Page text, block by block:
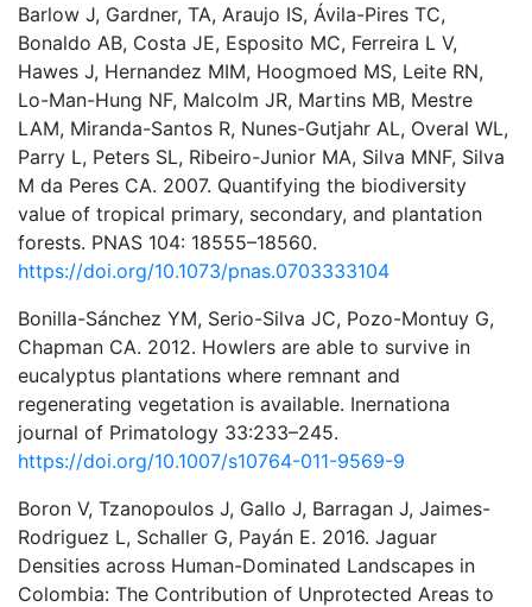
Barlow J, Gardner, TA, Araujo IS, Ávila-Pires TC,
Bonaldo AB, Costa JE, Esposito MC, Ferreira L V,
Hawes J, Hernandez MIM, Hoogmoed MS, Leite RN,
Lo-Man-Hung NF, Malcolm JR, Martins MB, Mestre
LAM, Miranda-Santos R, Nunes-Gutjahr AL, Overal WL,
Parry L, Peters SL, Ribeiro-Junior MA, Silva MNF, Silva
M da Peres CA. 2007. Quantifying the biodiversity
value of tropical primary, secondary, and plantation
forests. PNAS 104: 18555–18560.
https://doi.org/10.1073/pnas.0703333104
Bonilla-Sánchez YM, Serio-Silva JC, Pozo-Montuy G,
Chapman CA. 2012. Howlers are able to survive in
eucalyptus plantations where remnant and
regenerating vegetation is available. Inernationa
journal of Primatology 33:233–245.
https://doi.org/10.1007/s10764-011-9569-9
Boron V, Tzanopoulos J, Gallo J, Barragan J, Jaimes-
Rodriguez L, Schaller G, Payán E. 2016. Jaguar
Densities across Human-Dominated Landscapes in
Colombia: The Contribution of Unprotected Areas to